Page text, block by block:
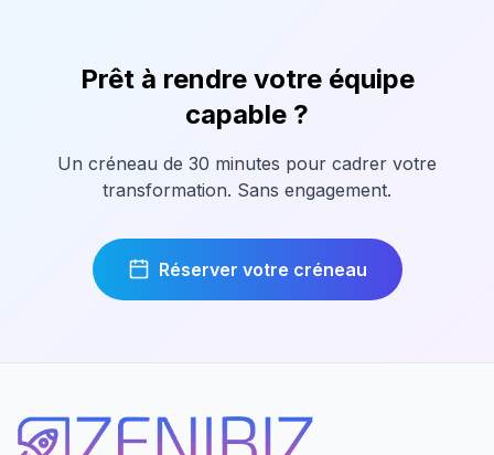
Prêt à rendre votre équipe
capable ?
Un créneau de 30 minutes pour cadrer votre
transformation. Sans engagement.
Réserver votre créneau